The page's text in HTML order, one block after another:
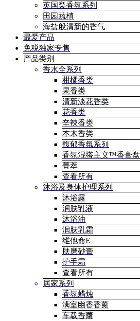
英国梨香氛系列
田园蔬植
海盐般清新的香气
最爱产品
免税独家专售
产品类别
香水全系列
柑橘香类
果香类
清新淡花香类
花香类
辛辣香类
本木香类
馥郁香氛系列
香氛混搭主义™香膏盘
菁萃
查看所有
沐浴及身体护理系列
沐浴露
润肤乳液
沐浴油
润肤乳霜
维他命E
肤磨砂膏
护手霜
查看所有
居家系列
香氛蜡烛
满室幽香香薰
车载香薰